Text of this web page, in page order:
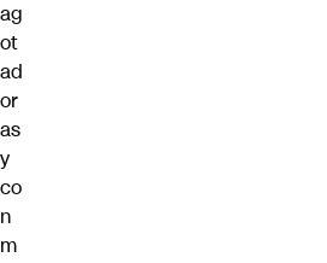
ag
ot
ad
or
as
y
co
n
m